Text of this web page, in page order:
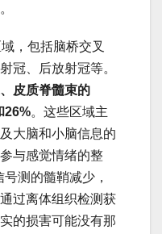
，包括脑桥交叉
冠、后放射冠等。
皮质脊髓束的
26%。这些区域主
大脑和小脑信息的
与感觉情绪的整
测的髓鞘减少，
过离体组织检测获
的损害可能没有那